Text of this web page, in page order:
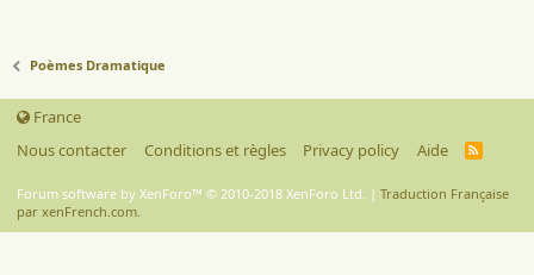
Poèmes Dramatique
France
Nous contacter
Conditions et règles Privacy policy Aide
R
Forum software by XenForo™ © 2010-2018 XenForo Ltd. | Traduction Française
par xenFrench.com.